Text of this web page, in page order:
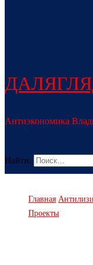
Антиэкономика
Найти:
Главная
Проекты